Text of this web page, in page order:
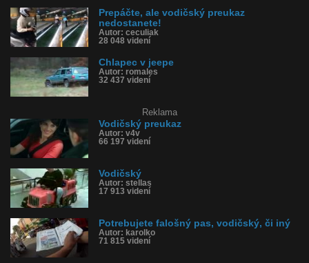
História sledovanosti videa:Prepáčte, ale vodičský preukaz
nedostanete!
Autor: ceculiak
28 048 videní
Chlapec v jeepe
Autor: romales
32 437 videní
Reklama
Vodičský preukaz
Autor: v4v
66 197 videní
Vodičský
Autor: stellas
17 913 videní
Potrebujete falošný pas, vodičský, či iný
Autor: karolko
71 815 videní